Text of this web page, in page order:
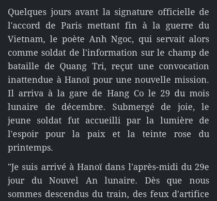
Quelques jours avant la signature officielle de
l'accord de Paris mettant fin à la guerre du
Vietnam, le poète Anh Ngoc, qui servait alors
comme soldat de l'information sur le champ de
bataille de Quang Tri, reçut une convocation
inattendue à Hanoï pour une nouvelle mission.
Il arriva à la gare de Hang Co le 29 du mois
lunaire de décembre. Submergé de joie, le
jeune soldat fut accueilli par la lumière de
l'espoir pour la paix et la teinte rose du
printemps.
"Je suis arrivé à Hanoï dans l'après-midi du 29e
jour du Nouvel An lunaire. Dès que nous
sommes descendus du train, des feux d'artifice